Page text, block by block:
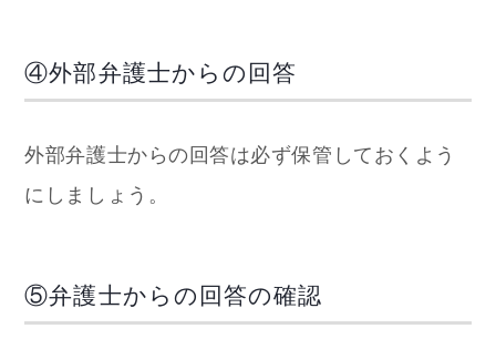
④外部弁護士からの回答
外部弁護士からの回答は必ず保管しておくよう
にしましょう。
⑤弁護士からの回答の確認